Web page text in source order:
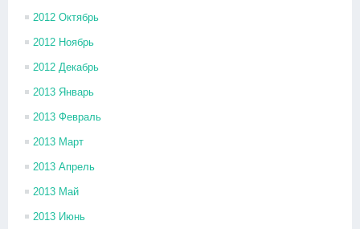
2012 Октябрь
2012 Ноябрь
2012 Декабрь
2013 Январь
2013 Февраль
2013 Март
2013 Апрель
2013 Май
2013 Июнь